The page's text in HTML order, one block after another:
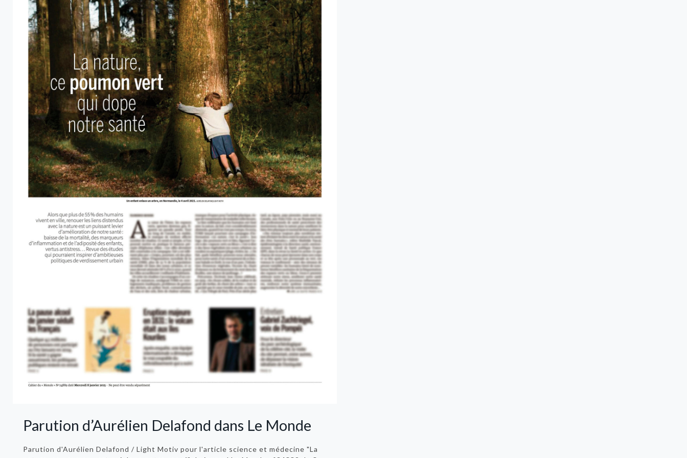
Parution d’Aurélien Delafond dans Le Monde
Parution d'Aurélien Delafond / Light Motiv pour l'article science et médecine "La